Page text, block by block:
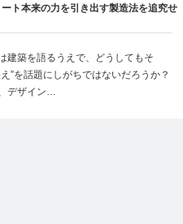
ト本来の力を引き出す製造法を追究せ
よ
建築を語るうえで、どうしてもそ
”を話題にしがちではないだろうか？
デザイン…